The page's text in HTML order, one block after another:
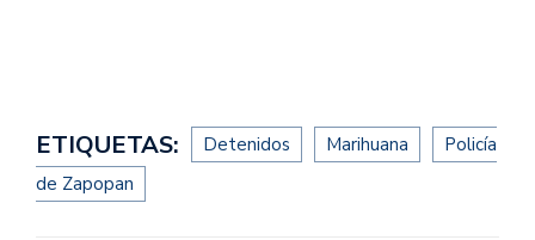
ETIQUETAS: Detenidos Marihuana
Policía
de Zapopan